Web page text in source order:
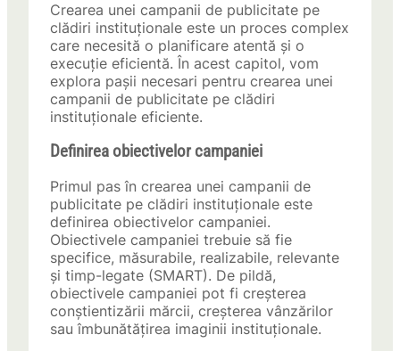
Crearea unei campanii de publicitate pe
clădiri instituționale este un proces complex
care necesită o planificare atentă și o
execuție eficientă. În acest capitol, vom
explora pașii necesari pentru crearea unei
campanii de publicitate pe clădiri
instituționale eficiente.
Definirea obiectivelor campaniei
Primul pas în crearea unei campanii de
publicitate pe clădiri instituționale este
definirea obiectivelor campaniei.
Obiectivele campaniei trebuie să fie
specifice, măsurabile, realizabile, relevante
și timp-legate (SMART). De pildă,
obiectivele campaniei pot fi creșterea
conștientizării mărcii, creșterea vânzărilor
sau îmbunătățirea imaginii instituționale.